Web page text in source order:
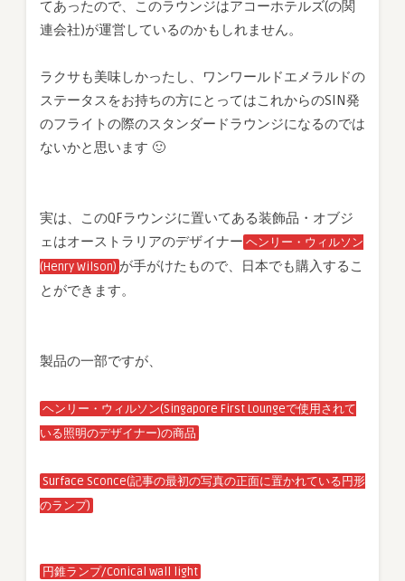
てあったので、このラウンジはアコーホテルズ(の関
連会社)が運営しているのかもしれません。
ラクサも美味しかったし、ワンワールドエメラルドの
ステータスをお持ちの方にとってはこれからのSIN発
のフライトの際のスタンダードラウンジになるのでは
ないかと思います 🙂
実は、このQFラウンジに置いてある装飾品・オブジ
ェはオーストラリアのデザイナー ヘンリー・ウィルソン
(Henry Wilson) が手がけたもので、日本でも購入するこ
とができます。
製品の一部ですが、
ヘンリー・ウィルソン(Singapore First Loungeで使用されて
いる照明のデザイナー)の商品
Surface Sconce(記事の最初の写真の正面に置かれている円形
のランプ)
円錐ランプ/Conical wall light